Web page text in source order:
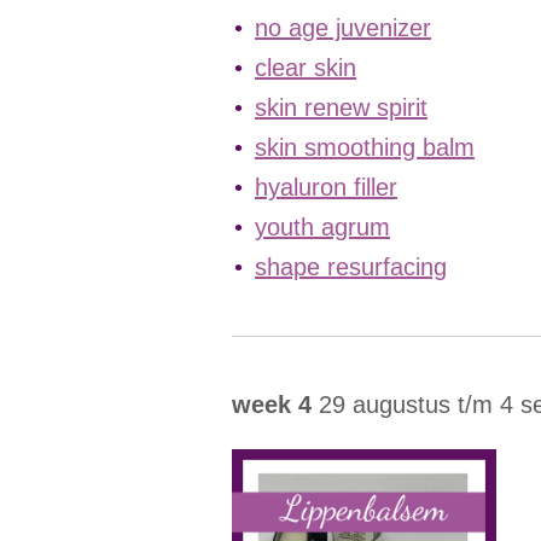
no age juvenizer
clear skin
skin renew spirit
skin smoothing balm
hyaluron filler
youth agrum
shape resurfacing
week 4 29 augustus t/m 4